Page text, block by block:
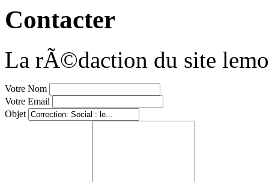
Contacter
La rÃ©daction du site
Votre Nom
Votre Email
Objet